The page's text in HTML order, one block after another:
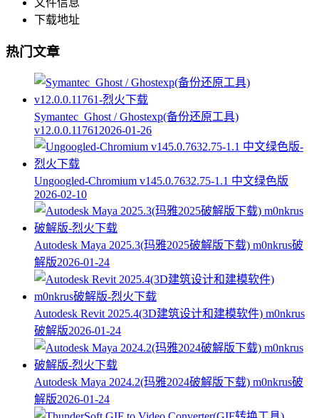
下载地址
热门文章
Symantec_Ghost / Ghostexp(备份还原工具)
v12.0.0.11761 2026-01-26
Ungoogled-Chromium v145.0.7632.75-1.1 中文绿色版
2026-02-10
Autodesk Maya 2025.3(玛雅2025破解版下载) m0nkrus破
解版2026-01-24
Autodesk Revit 2025.4(3D建筑设计和建模软件) m0nkrus
破解版2026-01-24
Autodesk Maya 2024.2(玛雅2024破解版下载) m0nkrus破
解版2026-01-24